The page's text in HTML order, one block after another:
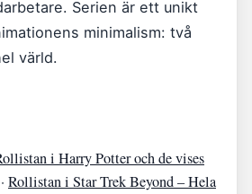
Serien är ett unikt
minimalism: två
värld.
i Harry Potter och de vises
· Rollistan i Star Trek Beyond – Hela